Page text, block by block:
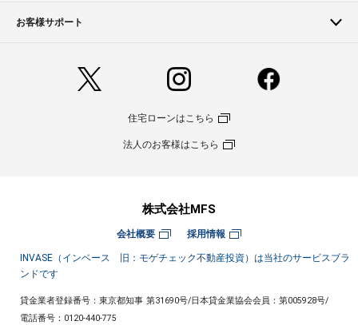
お客様サポート
住宅ローンはこちら
法人のお客様はこちら
株式会社MFS
会社概要 採用情報
INVASE（インベース 旧：モゲチェック不動産投資）は当社のサービスブラ
ンドです
貸金業者登録番号：東京都知事 第31690号/日本貸金業協会会員：第005928号/
電話番号： 0120-440-775